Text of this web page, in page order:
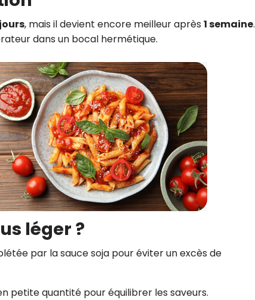
, mais il devient encore meilleur après 1 semaine.
dans un bocal hermétique.
léger ?
par la sauce soja pour éviter un excès de
petite quantité pour équilibrer les saveurs.